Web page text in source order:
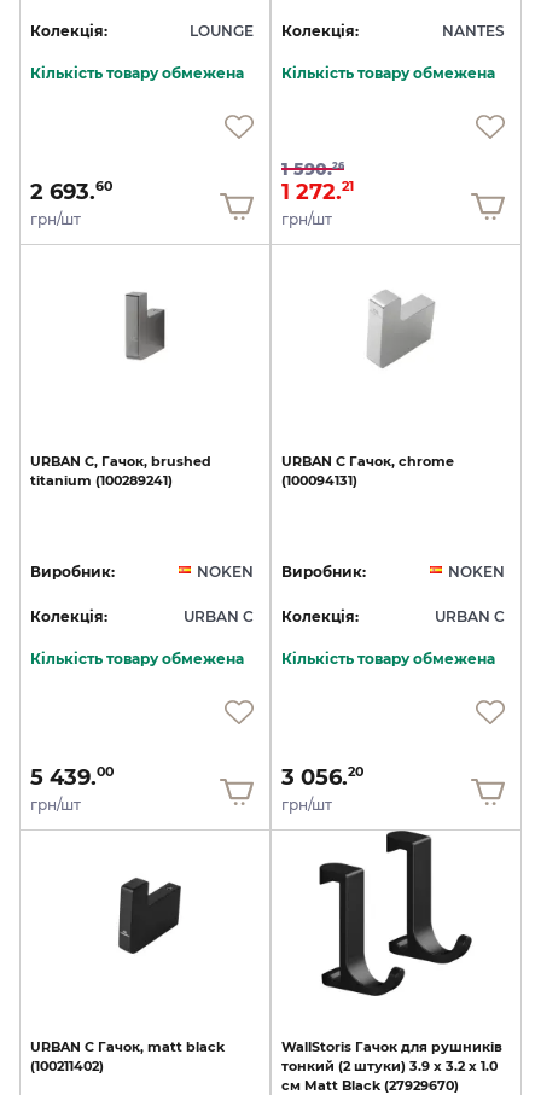
Колекція: LOUNGE
Кількість товару обмежена
2 693.60
грн/шт
Колекція: NANTES
Кількість товару обмежена
1 590.26
1 272.21
грн/шт
URBAN C, Гачок, brushed
titanium (100289241)
Виробник: NOKEN
Колекція: URBAN C
Кількість товару обмежена
5 439.00
грн/шт
URBAN C Гачок, chrome
(100094131)
Виробник: NOKEN
Колекція: URBAN C
Кількість товару обмежена
3 056.20
грн/шт
URBAN C Гачок, matt black
(100211402)
WallStoris Гачок для рушників
тонкий (2 штуки) 3.9 x 3.2 x 1.0
см Matt Black (27929670)